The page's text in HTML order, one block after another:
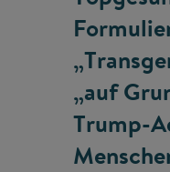
„auf
Trump-